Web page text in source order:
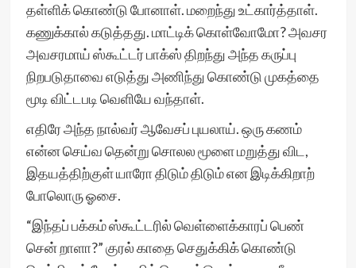
தள்ளிக் கொண்டு போனாள். மறைந்து உட்கார்த்தாள்.
கணுக்கால் கடுத்தது. மாட்டிக் கொள்வோமோ? அவசர
அவசரமாய் ஸ்கூட்டர் பாக்ஸ் திறந்து அந்த கருப்பு
நிறபடுதாவை எடுத்து அணிந்து கொண்டு முகத்தை
மூடி விட்டபடி வெளியே வந்தாள்.
எதிரே அந்த நால்வர் ஆவேசப் புயலாய். ஒரு கணம்
என்ன செய்வ தென்று சொலல மூளை மறுத்து விட,
இதயத்திற்குள் யாரோ திடும் திடும் என இடிக்கிறாற்
போலொரு ஓசை.
“இந்தப் பக்கம் ஸ்கூட்டரில் வெள்ளைக்காரப் பெண்
சென் றாளா?” குரல் காதை செதுக்கிக் கொண்டு